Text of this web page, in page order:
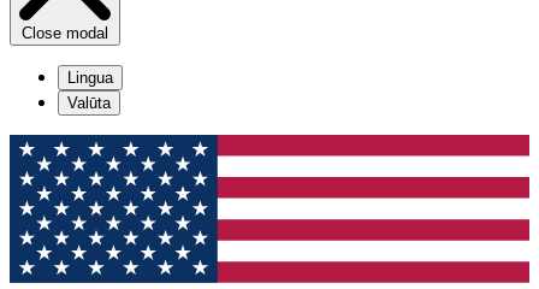
Close modal
Lingua
Valūta